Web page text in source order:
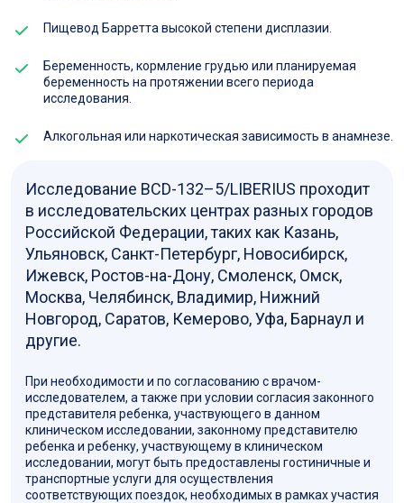
Пищевод Барретта высокой степени дисплазии.
Беременность, кормление грудью или планируемая
беременность на протяжении всего периода
исследования.
Алкогольная или наркотическая зависимость в анамнезе.
Исследование BCD-132–5/LIBERIUS проходит
в исследовательских центрах разных городов
Российской Федерации, таких как Казань,
Ульяновск, Санкт-Петербург, Новосибирск,
Ижевск, Ростов-на-Дону, Смоленск, Омск,
Москва, Челябинск, Владимир, Нижний
Новгород, Саратов, Кемерово, Уфа, Барнаул и
другие.
При необходимости и по согласованию с врачом-
исследователем, а также при условии согласия законного
представителя ребенка, участвующего в данном
клиническом исследовании, законному представителю
ребенка и ребенку, участвующему в клиническом
исследовании, могут быть предоставлены гостиничные и
транспортные услуги для осуществления
соответствующих поездок, необходимых в рамках участия